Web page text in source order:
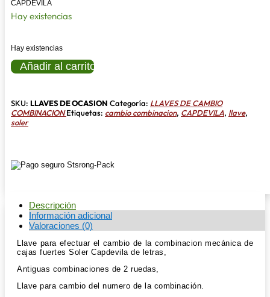
CAPDEVILA
Hay existencias
Hay existencias
LLAVE
CAMBIO
SOLER
CAPDEVILA
ANTIGUAS
Añadir al carrito
SKU: LLAVES DE OCASION Categoría: LLAVES DE CAMBIO
COMBINACIONEtiquetas: cambio combinacion, CAPDEVILA, llave,
soler
Descripción
Información adicional
Valoraciones (0)
Llave para efectuar el cambio de la combinacion mecánica de
cajas fuertes Soler Capdevila de letras,
Antiguas combinaciones de 2 ruedas,
Llave para cambio del numero de la combinación.